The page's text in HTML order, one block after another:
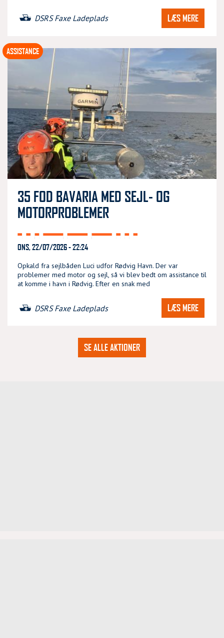
DSRS Faxe Ladeplads LÆS MERE
35 FOD BAVARIA MED SEJL- OG
MOTORPROBLEMER
ONS, 22/07/2026 - 22:24
Opkald fra sejlbåden Luci udfor Rødvig Havn. Der var
problemer med motor og sejl, så vi blev bedt om assistance til
at komme i havn i Rødvig. Efter en snak med
DSRS Faxe Ladeplads LÆS MERE
ASSISTANCE
SE ALLE AKTIONER